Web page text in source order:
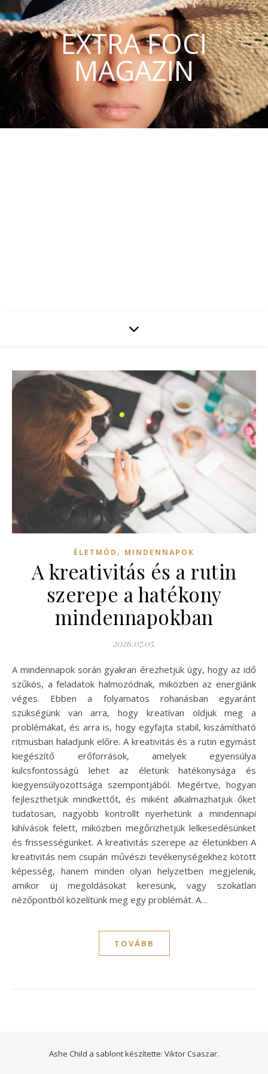
EXTRA FOCI
MAGAZIN
ÉLETMÓD , MINDENNAPOK
A kreativitás és a rutin
szerepe a hatékony
mindennapokban
2026.07.05.
A mindennapok során gyakran érezhetjük úgy, hogy az idő
szűkös, a feladatok halmozódnak, miközben az energiánk
véges. Ebben a folyamatos rohanásban egyaránt
szükségünk van arra, hogy kreatívan oldjuk meg a
problémákat, és arra is, hogy egyfajta stabil, kiszámítható
ritmusban haladjunk előre. A kreativitás és a rutin egymást
kiegészítő erőforrások, amelyek egyensúlya
kulcsfontosságú lehet az életünk hatékonysága és
kiegyensúlyozottsága szempontjából. Megértve, hogyan
fejleszthetjük mindkettőt, és miként alkalmazhatjuk őket
tudatosan, nagyobb kontrollt nyerhetünk a mindennapi
kihívások felett, miközben megőrizhetjük lelkesedésünket
és frissességünket. A kreativitás szerepe az életünkben A
kreativitás nem csupán művészi tevékenységekhez kötött
képesség, hanem minden olyan helyzetben megjelenik,
amikor új megoldásokat keresünk, vagy szokatlan
nézőpontból közelítünk meg egy problémát. A…
TOVÁBB
Ashe Child a sablont készítette: Viktor Csaszar.